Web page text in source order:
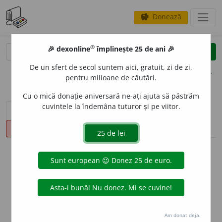
savings Donează
clear
opțiuni
sinteza definițiilor (1) definiții (11)
declinări
info
Aceste definiții sunt compilate de
echipa dexonline. Definițiile
originale se află pe filadefiniții.
Puteți reordona filele pe pagina de
🎉 dexonline® împlinește 25 de ani 🎉
De un sfert de secol suntem aici, gratuit, zi de zi,
pentru milioane de căutări.
Cu o mică donație aniversară ne-ați ajuta să păstrăm
cuvintele la îndemâna tuturor și pe viitor.
Am donat deja.